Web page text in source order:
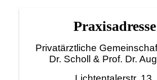
Praxisadresse
Privatärztliche
Dr. Scholl & Prof. Dr.